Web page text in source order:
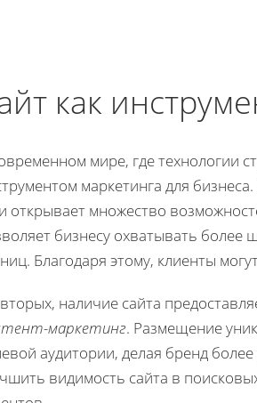
как
мире, где технологии
маркетинга для
открывает множество
бизнесу охватывать
Благодаря этому, клиенты
наличие сайта
маркетинг. Размещение
аудитории, делая бренд
видимость сайта в